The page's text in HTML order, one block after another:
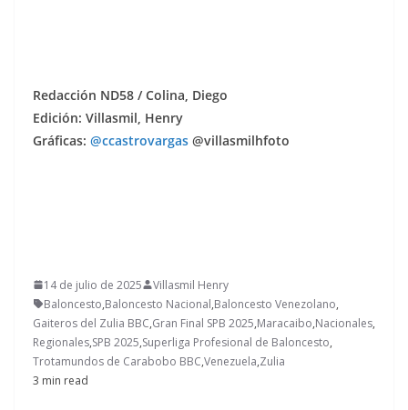
Redacción ND58 / Colina, Diego
Edición: Villasmil, Henry
Gráficas: @ccastrovargas @villasmilhfoto
14 de julio de 2025
Villasmil Henry
Baloncesto,Baloncesto Nacional,Baloncesto Venezolano,
Gaiteros del Zulia BBC,Gran Final SPB 2025,Maracaibo,Nacionales,
Regionales,SPB 2025,Superliga Profesional de Baloncesto,
Trotamundos de Carabobo BBC,Venezuela,Zulia
3 min read